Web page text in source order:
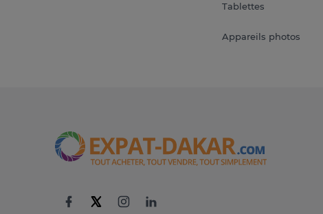
Tablettes
Appareils photos